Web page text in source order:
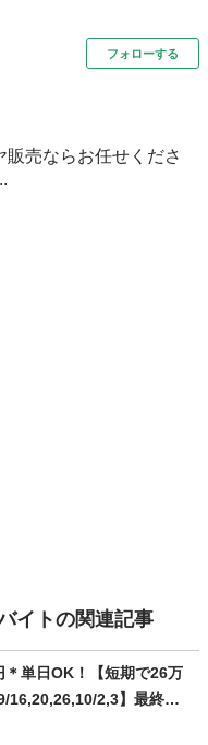
フォローする
売ならお任せくださ
イトの関連記事
単日OK！【短期で26万
16,20,26,10/2,3】最終締
ン業務＊世界中が注目！